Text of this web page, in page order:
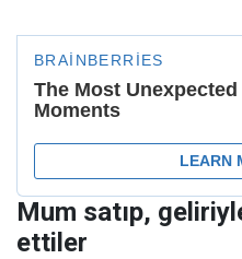
Mum satıp,
ettiler